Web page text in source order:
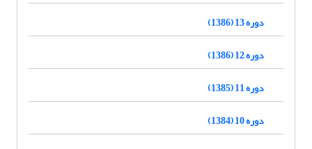
دوره 13 (1386)
دوره 12 (1386)
دوره 11 (1385)
دوره 10 (1384)